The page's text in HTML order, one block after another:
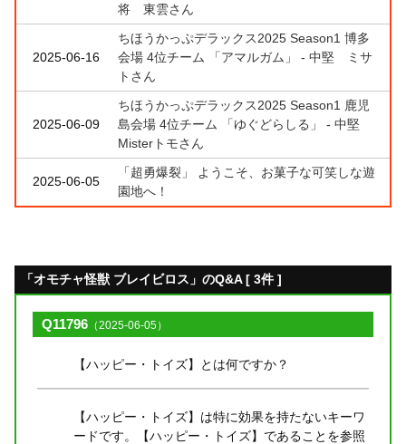
将 東雲さん
2025-06-16
ちほうかっぷデラックス2025 Season1 博多
会場 4位チーム 「アマルガム」 - 中堅 ミサ
トさん
2025-06-09
ちほうかっぷデラックス2025 Season1 鹿児
島会場 4位チーム 「ゆぐどらしる」 - 中堅
Misterトモさん
2025-06-05
「超勇爆裂」 ようこそ、お菓子な可笑しな遊
園地へ！
「オモチャ怪獣 ブレイビロス」のQ&A [ 3件 ]
Q11796 （2025-06-05）
【ハッピー・トイズ】とは何ですか？
【ハッピー・トイズ】は特に効果を持たないキーワ
ードです。【ハッピー・トイズ】であることを参照